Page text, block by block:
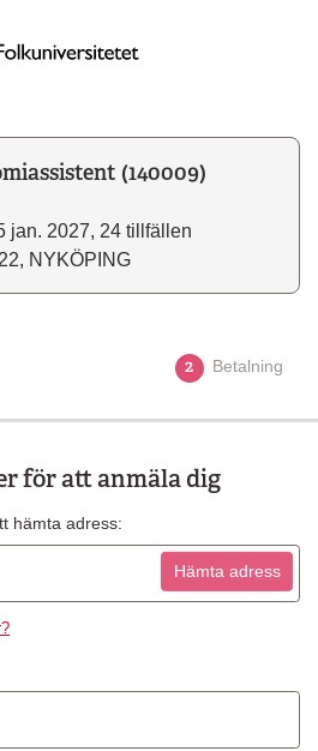
(140009)
jan. 2027, 24 tillfällen
NYKÖPING
2 Betalning
för att anmäla dig
hämta adress:
Hämta adress